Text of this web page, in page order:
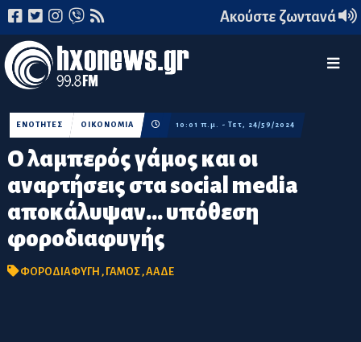
Ακούστε ζωντανά
Ο λαμπερός γάμος και οι
αναρτήσεις στα social media
αποκάλυψαν... υπόθεση
φοροδιαφυγής
ΕΝΟΤΗΤΕΣ ΟΙΚΟΝΟΜΙΑ 10:01 π.μ. - Τετ, 24/59/2024
ΦΟΡΟΔΙΑΦΥΓΗ , ΓΑΜΟΣ,ΑΑΔΕ